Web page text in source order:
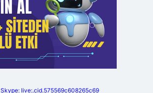
Skype: live:.cid.575569c608265c69